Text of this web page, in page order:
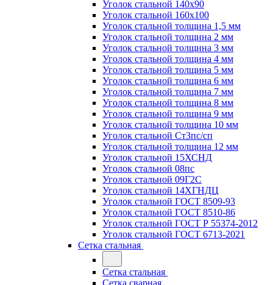
Уголок стальной 140х90
Уголок стальной 160х100
Уголок стальной толщина 1,5 мм
Уголок стальной толщина 2 мм
Уголок стальной толщина 3 мм
Уголок стальной толщина 4 мм
Уголок стальной толщина 5 мм
Уголок стальной толщина 6 мм
Уголок стальной толщина 7 мм
Уголок стальной толщина 8 мм
Уголок стальной толщина 9 мм
Уголок стальной толщина 10 мм
Уголок стальной Ст3пс/сп
Уголок стальной толщина 12 мм
Уголок стальной 15ХСНД
Уголок стальной 08пс
Уголок стальной 09Г2С
Уголок стальной 14ХГНДЦ
Уголок стальной ГОСТ 8509-93
Уголок стальной ГОСТ 8510-86
Уголок стальной ГОСТ Р 55374-2012
Уголок стальной ГОСТ 6713-2021
Сетка стальная
Сетка стальная
Сетка сварная